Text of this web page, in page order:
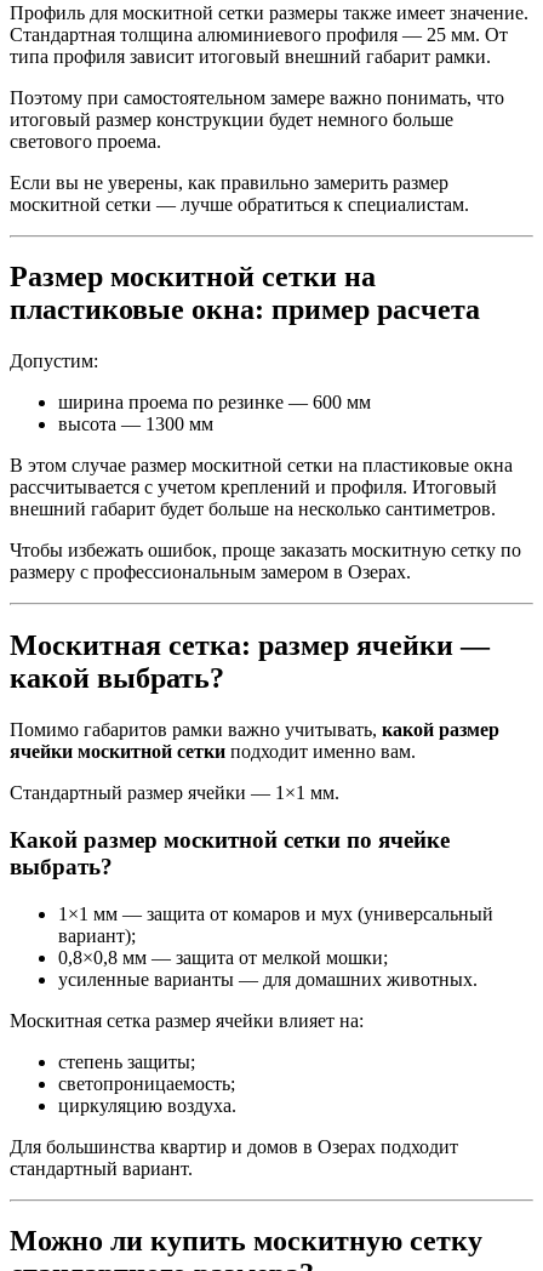
Профиль для москитной сетки размеры также имеет значение.
Стандартная толщина алюминиевого профиля — 25 мм. От
типа профиля зависит итоговый внешний габарит рамки.
Поэтому при самостоятельном замере важно понимать, что
итоговый размер конструкции будет немного больше
светового проема.
Если вы не уверены, как правильно замерить размер
москитной сетки — лучше обратиться к специалистам.
Размер москитной сетки на
пластиковые окна: пример расчета
Допустим:
ширина проема по резинке — 600 мм
высота — 1300 мм
В этом случае размер москитной сетки на пластиковые окна
рассчитывается с учетом креплений и профиля. Итоговый
внешний габарит будет больше на несколько сантиметров.
Чтобы избежать ошибок, проще заказать москитную сетку по
размеру с профессиональным замером в Озерах.
Москитная сетка: размер ячейки —
какой выбрать?
Помимо габаритов рамки важно учитывать, какой размер
ячейки москитной сетки подходит именно вам.
Стандартный размер ячейки — 1×1 мм.
Какой размер москитной сетки по ячейке
выбрать?
1×1 мм — защита от комаров и мух (универсальный
вариант);
0,8×0,8 мм — защита от мелкой мошки;
усиленные варианты — для домашних животных.
Москитная сетка размер ячейки влияет на:
степень защиты;
светопроницаемость;
циркуляцию воздуха.
Для большинства квартир и домов в Озерах подходит
стандартный вариант.
Можно ли купить москитную сетку